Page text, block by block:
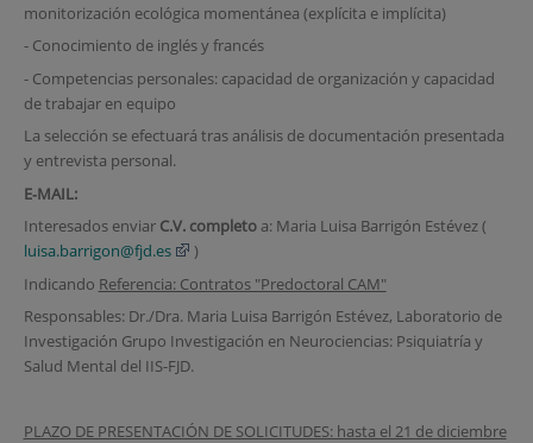
monitorización ecológica momentánea (explícita e implícita)
- Conocimiento de inglés y francés
- Competencias personales: capacidad de organización y capacidad
de trabajar en equipo
La selección se efectuará tras análisis de documentación presentada
y entrevista personal.
E‐MAIL:
Interesados enviar C.V. completo a: Maria Luisa Barrigón Estévez (
luisa.barrigon@fjd.es
)
Indicando Referencia: Contratos "Predoctoral CAM"
Responsables: Dr./Dra. Maria Luisa Barrigón Estévez, Laboratorio de
Investigación Grupo Investigación en Neurociencias: Psiquiatría y
Salud Mental del IIS-FJD.
PLAZO DE PRESENTACIÓN DE SOLICITUDES: hasta el 21 de diciembre